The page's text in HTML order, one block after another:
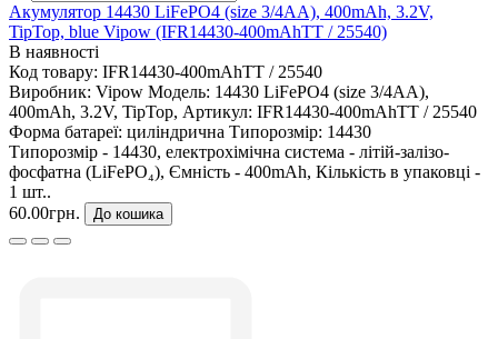
Акумулятор 14430 LiFePO4 (size 3/4AA), 400mAh, 3.2V,
TipTop, blue Vipow (IFR14430-400mAhTT / 25540)
В наявності
Код товару: IFR14430-400mAhTT / 25540
Виробник: Vipow Модель: 14430 LiFePO4 (size 3/4AA),
400mAh, 3.2V, TipTop, Артикул: IFR14430-400mAhTT / 25540
Форма батареї: циліндрична Типорозмір: 14430
Типорозмір - 14430, електрохімічна система - літій-залізо-
фосфатна (LiFePO₄), Ємність - 400mAh, Кількість в упаковці -
1 шт..
60.00грн.
До кошика